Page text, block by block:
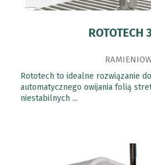
ROTOTECH
Rototech to idealne rozwiązanie
automatycznego owijania folią
niestabilnych ...